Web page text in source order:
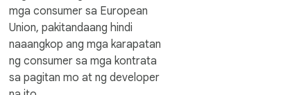
mga consumer sa European
Union, pakitandaang hindi
naaangkop ang mga karapatan
ng consumer sa mga kontrata
sa pagitan mo at ng developer